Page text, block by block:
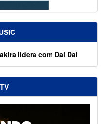
lidera com Dai Dai